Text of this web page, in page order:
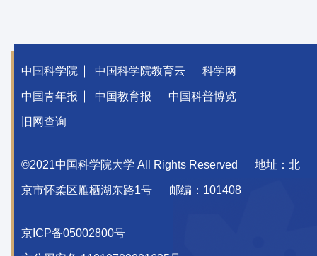
中国科学院 中国科学院教育云 科学网
中国青年报 中国教育报 中国科普博览
旧网查询
©2021中国科学院大学 All Rights Reserved 地址：北
京市怀柔区雁栖湖东路1号 邮编：101408
京ICP备05002800号